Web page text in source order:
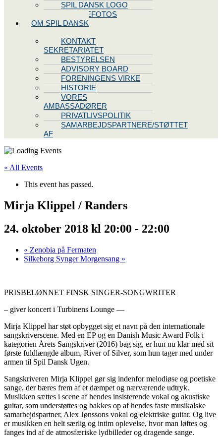
SPIL DANSK LOGO
PRESSEFOTOS
OM SPIL DANSK
KONTAKT
SEKRETARIATET
BESTYRELSEN
ADVISORY BOARD
FORENINGENS VIRKE
HISTORIE
VORES
AMBASSADØRER
PRIVATLIVSPOLITIK
SAMARBEJDSPARTNERE/STØTTET
AF
« All Events
This event has passed.
Mirja Klippel / Randers
24. oktober 2018 kl 20:00 - 22:00
« Zenobia på Fermaten
Silkeborg Synger Morgensang »
PRISBELØNNET FINSK SINGER-SONGWRITER
– giver koncert i Turbinens Lounge —
Mirja Klippel har støt opbygget sig et navn på den internationale
sangskriverscene. Med en EP og en Danish Music Award Folk i
kategorien Årets Sangskriver (2016) bag sig, er hun nu klar med sit
første fuldlængde album, River of Silver, som hun tager med under
armen til Spil Dansk Ugen.
Sangskriveren Mirja Klippel gør sig indenfor melodiøse og poetiske
sange, der bæres frem af et dæmpet og nærværende udtryk.
Musikken sættes i scene af hendes insisterende vokal og akustiske
guitar, som understøttes og bakkes op af hendes faste musikalske
samarbejdspartner, Alex Jønssons vokal og elektriske guitar. Og live
er musikken en helt særlig og intim oplevelse, hvor man løftes og
fanges ind af de atmosfæriske lydbilleder og dragende sange.